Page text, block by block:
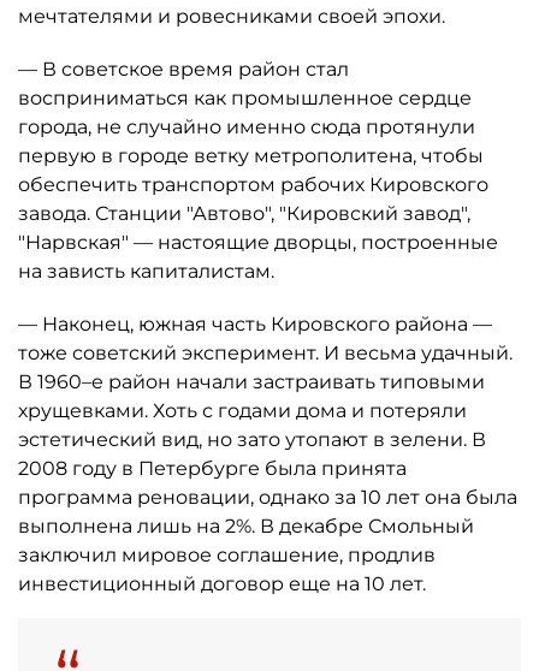
мечтателями и ровесниками своей эпохи.
— В советское время район стал
восприниматься как промышленное сердце
города, не случайно именно сюда протянули
первую в городе ветку метрополитена, чтобы
обеспечить транспортом рабочих Кировского
завода. Станции "Автово", "Кировский завод",
"Нарвская" — настоящие дворцы, построенные
на зависть капиталистам.
— Наконец, южная часть Кировского района —
тоже советский эксперимент. И весьма удачный.
В 1960–е район начали застраивать типовыми
хрущевками. Хоть с годами дома и потеряли
эстетический вид, но зато утопают в зелени. В
2008 году в Петербурге была принята
программа реновации, однако за 10 лет она была
выполнена лишь на 2%. В декабре Смольный
заключил мировое соглашение, продлив
инвестиционный договор еще на 10 лет.